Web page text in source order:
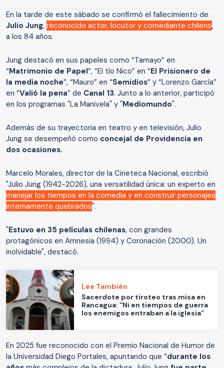
En la tarde de este sábado se confirmó el fallecimiento de
Julio Jung, reconocido actor, locutor y comediante chileno,
a los 84 años.
Jung destacó en sus papeles como “Tamayo” en
“Matrimonio de Papel”, “El tío Nico” en “El Prisionero de
la media noche”, “Mauro” en “Semidios” y “Lorenzo García”
en “Valió la pena” de Canal 13. Junto a lo anterior, participó
en los programas "La Manivela" y "Mediomundo".
Además de su trayectoria en teatro y en televisión, Julio
Jung se desempeñó como concejal de Providencia en
dos ocasiones.
Marcelo Morales, director de la Cineteca Nacional, escribió
"Julio Jung (1942-2026), una versatilidad única: un experto en
manejar los tiempos en la comedia y en construir personajes
internamente quebrados".
"Estuvo en 35 películas chilenas, con grandes
protagónicos en Amnesia (1994) y Coronación (2000). Un
inolvidable", destacó.
Lee También
Sacerdote por tiroteo tras misa en
Rancagua: “Ni en tiempos de guerra
los enemigos entraban a la iglesia”
En 2025 fue reconocido con el Premio Nacional de Humor de
la Universidad Diego Portales, apuntando que “durante los